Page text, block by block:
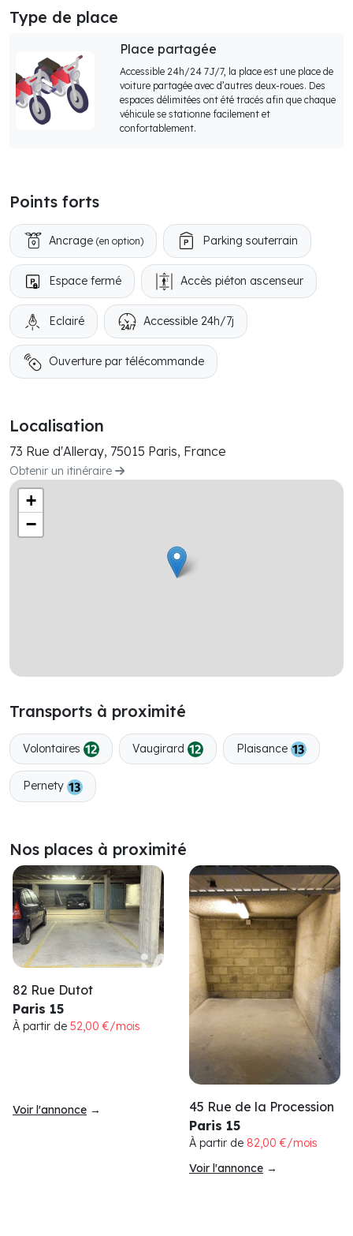
Type de place
Place partagée
Accessible 24h/24 7J/7, la place est une place de
voiture partagée avec d’autres deux-roues. Des
espaces délimitées ont été tracés afin que chaque
véhicule se stationne facilement et
confortablement.
Points forts
Ancrage (en option) Parking souterrain
Espace fermé Accès piéton ascenseur
Eclairé Accessible 24h/7j
Ouverture par télécommande
Localisation
73 Rue d'Alleray, 75015 Paris, France
Obtenir un itinéraire
+
−
Transports à proximité
Volontaires Vaugirard Plaisance
Pernety
Nos places à proximité
82 Rue Dutot
Paris 15
À partir de 52,00 €/mois
Voir l'annonce →
45 Rue de la Procession
Paris 15
À partir de 82,00 €/mois
Voir l'annonce →